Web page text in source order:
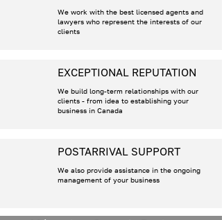
We work with the best licensed agents and
lawyers who represent the interests of our
clients
EXCEPTIONAL REPUTATION
We build long-term relationships with our
clients - from idea to establishing your
business in Canada
POSTARRIVAL SUPPORT
We also provide assistance in the ongoing
management of your business